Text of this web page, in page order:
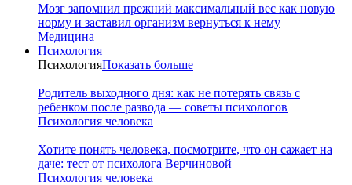
Мозг запомнил прежний максимальный вес как новую
норму и заставил организм вернуться к нему
Медицина
Психология
ПсихологияПоказать больше
Родитель выходного дня: как не потерять связь с
ребенком после развода — советы психологов
Психология человека
Хотите понять человека, посмотрите, что он сажает на
даче: тест от психолога Верчиновой
Психология человека